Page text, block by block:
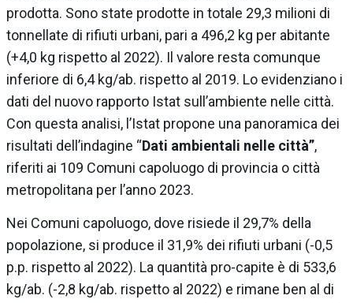
prodotta. Sono state prodotte in totale 29,3 milioni di
tonnellate di rifiuti urbani, pari a 496,2 kg per abitante
(+4,0 kg rispetto al 2022). Il valore resta comunque
inferiore di 6,4 kg/ab. rispetto al 2019. Lo evidenziano i
dati del nuovo rapporto Istat sull’ambiente nelle città.
Con questa analisi, l’Istat propone una panoramica dei
risultati dell’indagine “Dati ambientali nelle città”,
riferiti ai 109 Comuni capoluogo di provincia o città
metropolitana per l’anno 2023.
Nei Comuni capoluogo, dove risiede il 29,7% della
popolazione, si produce il 31,9% dei rifiuti urbani (-0,5
p.p. rispetto al 2022). La quantità pro-capite è di 533,6
kg/ab. (-2,8 kg/ab. rispetto al 2022) e rimane ben al di